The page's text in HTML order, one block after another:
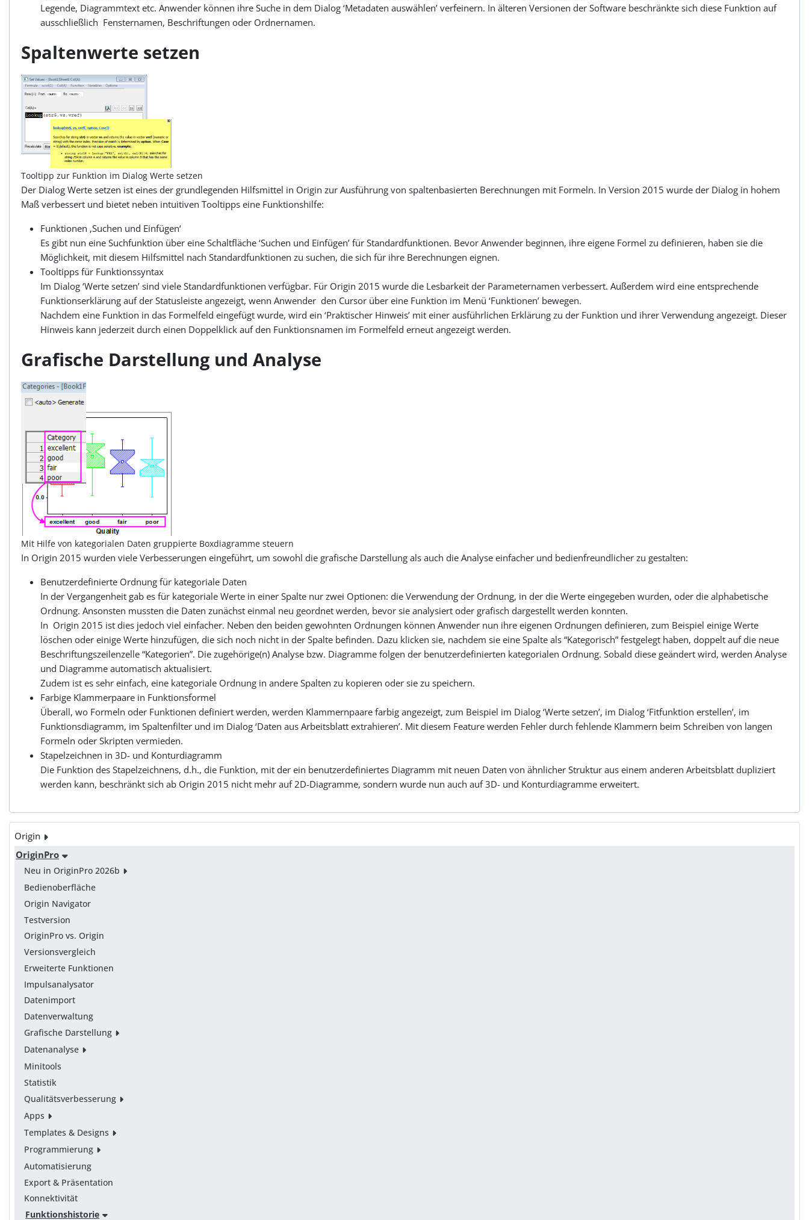
Origin
OriginPro
Neu in OriginPro 2026b
Bedienoberfläche
Origin Navigator
Testversion
OriginPro vs. Origin
Versionsvergleich
Erweiterte Funktionen
Impulsanalysator
Datenimport
Datenverwaltung
Grafische Darstellung
Datenanalyse
Minitools
Statistik
Qualitätsverbesserung
Apps
Templates & Designs
Programmierung
Automatisierung
Export & Präsentation
Konnektivität
Funktionshistorie
Legende, Diagrammtext etc. Anwender können ihre Suche in dem Dialog ‘Metadaten auswählen’ verfeinern. In älteren Versionen der Software beschränkte sich diese Funktion auf
ausschließlich Fensternamen, Beschriftungen oder Ordnernamen.
Spaltenwerte setzen
Tooltipp zur Funktion im Dialog Werte setzen
Der Dialog Werte setzen ist eines der grundlegenden Hilfsmittel in Origin zur Ausführung von spaltenbasierten Berechnungen mit Formeln. In Version 2015 wurde der Dialog in hohem
Maß verbessert und bietet neben intuitiven Tooltipps eine Funktionshilfe:
Funktionen ‚Suchen und Einfügen‘
Es gibt nun eine Suchfunktion über eine Schaltfläche ‘Suchen und Einfügen’ für Standardfunktionen. Bevor Anwender beginnen, ihre eigene Formel zu definieren, haben sie die
Möglichkeit, mit diesem Hilfsmittel nach Standardfunktionen zu suchen, die sich für ihre Berechnungen eignen.
Tooltipps für Funktionssyntax
Im Dialog ‘Werte setzen’ sind viele Standardfunktionen verfügbar. Für Origin 2015 wurde die Lesbarkeit der Parameternamen verbessert. Außerdem wird eine entsprechende
Funktionserklärung auf der Statusleiste angezeigt, wenn Anwender den Cursor über eine Funktion im Menü ‘Funktionen’ bewegen.
Nachdem eine Funktion in das Formelfeld eingefügt wurde, wird ein ‘Praktischer Hinweis’ mit einer ausführlichen Erklärung zu der Funktion und ihrer Verwendung angezeigt. Dieser
Hinweis kann jederzeit durch einen Doppelklick auf den Funktionsnamen im Formelfeld erneut angezeigt werden.
Grafische Darstellung und Analyse
Mit Hilfe von kategorialen Daten gruppierte Boxdiagramme steuern
In Origin 2015 wurden viele Verbesserungen eingeführt, um sowohl die grafische Darstellung als auch die Analyse einfacher und bedienfreundlicher zu gestalten:
Benutzerdefinierte Ordnung für kategoriale Daten
In der Vergangenheit gab es für kategoriale Werte in einer Spalte nur zwei Optionen: die Verwendung der Ordnung, in der die Werte eingegeben wurden, oder die alphabetische
Ordnung. Ansonsten mussten die Daten zunächst einmal neu geordnet werden, bevor sie analysiert oder grafisch dargestellt werden konnten.
In Origin 2015 ist dies jedoch viel einfacher. Neben den beiden gewohnten Ordnungen können Anwender nun ihre eigenen Ordnungen definieren, zum Beispiel einige Werte
löschen oder einige Werte hinzufügen, die sich noch nicht in der Spalte befinden. Dazu klicken sie, nachdem sie eine Spalte als “Kategorisch” festgelegt haben, doppelt auf die neue
Beschriftungszeilenzelle “Kategorien”. Die zugehörige(n) Analyse bzw. Diagramme folgen der benutzerdefinierten kategorialen Ordnung. Sobald diese geändert wird, werden Analyse
und Diagramme automatisch aktualisiert.
Zudem ist es sehr einfach, eine kategoriale Ordnung in andere Spalten zu kopieren oder sie zu speichern.
Farbige Klammerpaare in Funktionsformel
Überall, wo Formeln oder Funktionen definiert werden, werden Klammernpaare farbig angezeigt, zum Beispiel im Dialog ‘Werte setzen’, im Dialog ‘Fitfunktion erstellen’, im
Funktionsdiagramm, im Spaltenfilter und im Dialog ‘Daten aus Arbeitsblatt extrahieren’. Mit diesem Feature werden Fehler durch fehlende Klammern beim Schreiben von langen
Formeln oder Skripten vermieden.
Stapelzeichnen in 3D- und Konturdiagramm
Die Funktion des Stapelzeichnens, d.h., die Funktion, mit der ein benutzerdefiniertes Diagramm mit neuen Daten von ähnlicher Struktur aus einem anderen Arbeitsblatt dupliziert
werden kann, beschränkt sich ab Origin 2015 nicht mehr auf 2D-Diagramme, sondern wurde nun auch auf 3D- und Konturdiagramme erweitert.